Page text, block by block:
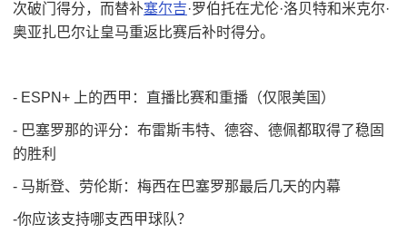
次破门得分，而替补塞尔吉·罗伯托在尤伦·洛贝特和米克尔·
奥亚扎巴尔让皇马重返比赛后补时得分。
- ESPN+ 上的西甲：直播比赛和重播（仅限美国）
- 巴塞罗那的评分：布雷斯韦特、德容、德佩都取得了稳固
的胜利
- 马斯登、劳伦斯：梅西在巴塞罗那最后几天的内幕
-你应该支持哪支西甲球队？